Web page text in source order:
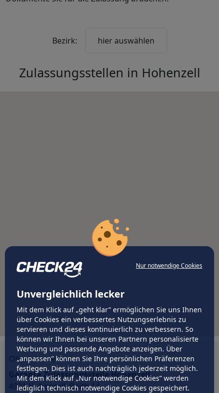
Nur notwendige Cookies
Unvergleichlich lecker
Mit dem Klick auf „geht klar” ermöglichen Sie uns Ihnen
über Cookies ein verbessertes Nutzungserlebnis zu
servieren und dieses kontinuierlich zu verbessern. So
können wir Ihnen bei unseren Partnern personalisierte
Werbung und passende Angebote anzeigen. Über
„anpassen” können Sie Ihre persönlichen Präferenzen
festlegen. Dies ist auch nachträglich jederzeit möglich.
Mit dem Klick auf „Nur notwendige Cookies” werden
lediglich technisch notwendige Cookies gespeichert.
Bezirk: hier auswählen
Zulassungsstellen in Hohenzell
Oberösterreich
Garanta Zulassungsstelle Hohenzell
4921 Hohenzell, Roith 14